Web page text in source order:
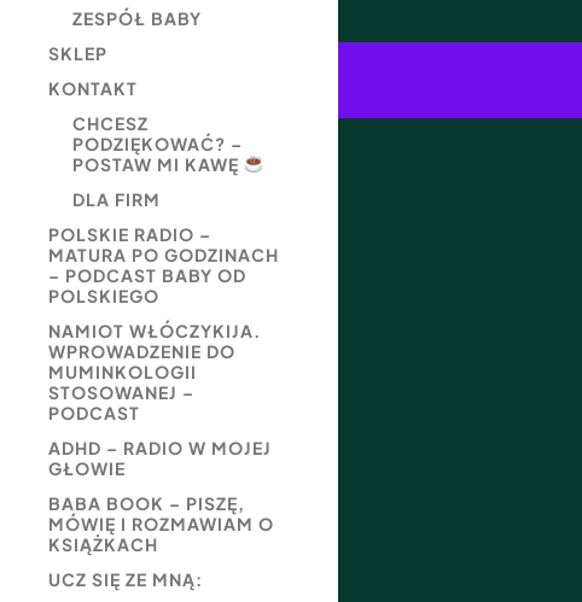
ZESPÓŁ BABY
SKLEP
KONTAKT
CHCESZ
PODZIĘKOWAĆ? –
POSTAW MI KAWĘ
DLA FIRM
POLSKIE RADIO –
MATURA PO GODZINACH
– PODCAST BABY OD
POLSKIEGO
NAMIOT WŁÓCZYKIJA.
WPROWADZENIE DO
MUMINKOLOGII
STOSOWANEJ –
PODCAST
ADHD – RADIO W MOJEJ
GŁOWIE
BABA BOOK – PISZĘ,
MÓWIĘ I ROZMAWIAM O
KSIĄŻKACH
UCZ SIĘ ZE MNĄ: